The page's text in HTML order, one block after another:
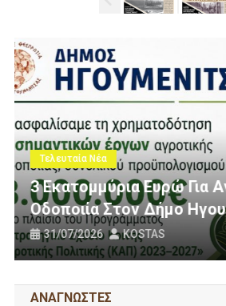
Τελευταία Νέα
Πολίτες
Πανό Μας;
25/07/2026
ΑΝΑΓΝΩΣΤΕΣ